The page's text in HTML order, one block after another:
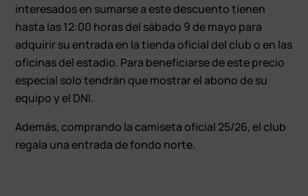
interesados en sumarse a este descuento tienen
hasta las 12:00 horas del sábado 9 de mayo para
adquirir su entrada en la tienda oficial del club o en las
oficinas del estadio. Para beneficiarse de este precio
especial solo tendrán que mostrar el abono de su
equipo y el DNI.
Además, comprando la camiseta oficial 25/26, el club
regala una entrada de fondo norte.